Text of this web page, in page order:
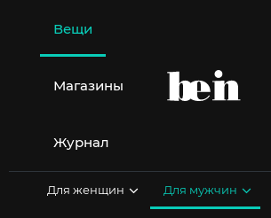
содержимому
Вещи
Магазины
Журнал
Для женщин Для мужчин